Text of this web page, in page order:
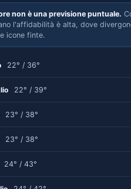
non è una previsione puntuale.
l'affidabilità è alta, dove
icone finte.
22° / 36°
22° / 39°
23° / 38°
23° / 38°
24° / 43°